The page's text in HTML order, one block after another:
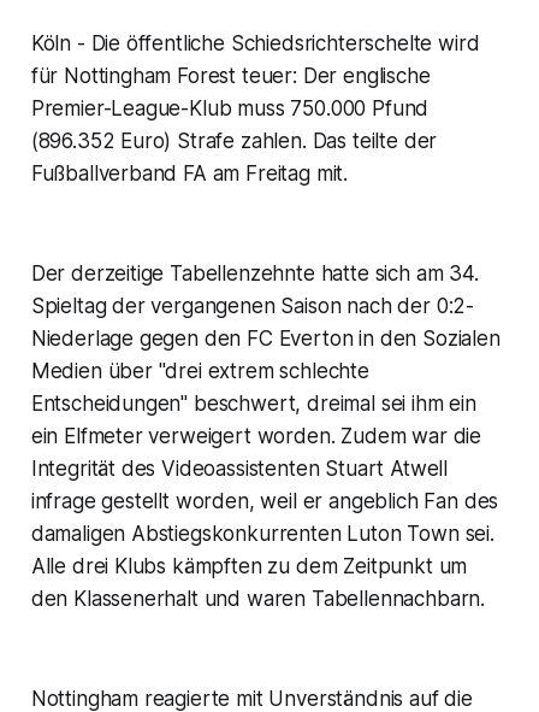
Köln - Die öffentliche Schiedsrichterschelte wird
für Nottingham Forest teuer: Der englische
Premier-League-Klub muss 750.000 Pfund
(896.352 Euro) Strafe zahlen. Das teilte der
Fußballverband FA am Freitag mit.
Der derzeitige Tabellenzehnte hatte sich am 34.
Spieltag der vergangenen Saison nach der 0:2-
Niederlage gegen den FC Everton in den Sozialen
Medien über "drei extrem schlechte
Entscheidungen" beschwert, dreimal sei ihm ein
ein Elfmeter verweigert worden. Zudem war die
Integrität des Videoassistenten Stuart Atwell
infrage gestellt worden, weil er angeblich Fan des
damaligen Abstiegskonkurrenten Luton Town sei.
Alle drei Klubs kämpften zu dem Zeitpunkt um
den Klassenerhalt und waren Tabellennachbarn.
Nottingham reagierte mit Unverständnis auf die